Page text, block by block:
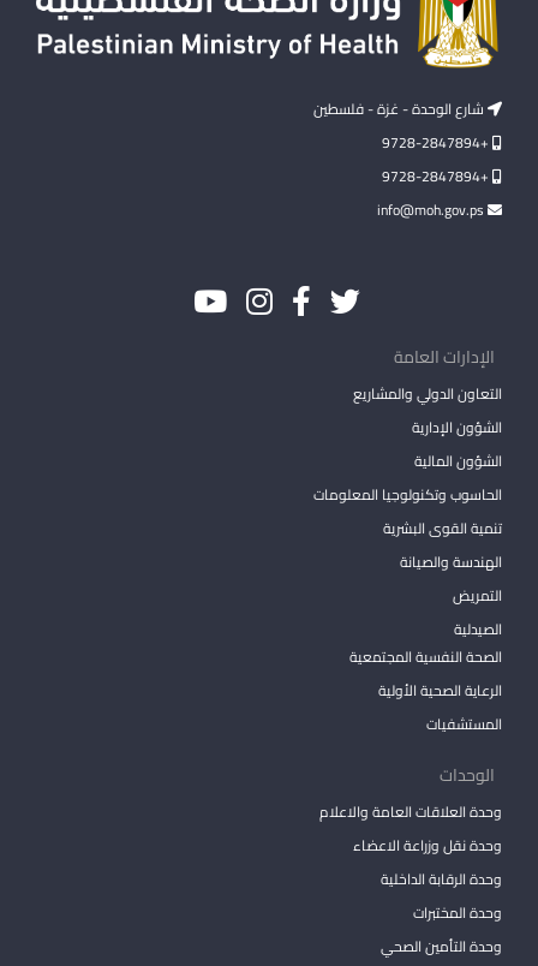
شارع الوحدة - غزة - فلسطين
+9728-2847894
+9728-2847894
الإدارات العامة
التعاون الدولي والمشاريع
الشؤون الإدارية
الشؤون المالية
الحاسوب وتكنولوجيا المعلومات
تنمية القوى البشرية
الهندسة والصيانة
التمريض
الصيدلية
الصحة النفسية المجتمعية
الرعاية الصحية الأولية
المستشفيات
الوحدات
وحدة العلاقات العامة والاعلام
وحدة نقل وزراعة الاعضاء
وحدة الرقابة الداخلية
وحدة المختبرات
وحدة التأمين الصحي